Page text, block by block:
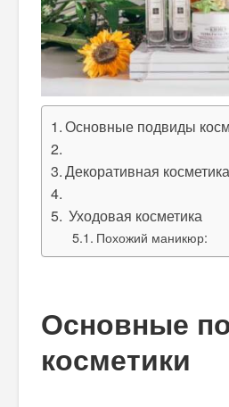
Основные подвиды
Декоративная косметика
Уходовая косметика
Похожий маникюр:
Основные
косметики